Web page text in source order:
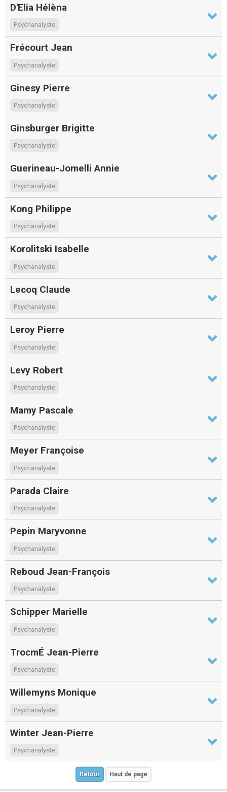
D'Elia Hélèna
Psychanalyste
Frécourt Jean
Psychanalyste
Ginesy Pierre
Psychanalyste
Ginsburger Brigitte
Psychanalyste
Guerineau-Jomelli Annie
Psychanalyste
Kong Philippe
Psychanalyste
Korolitski Isabelle
Psychanalyste
Lecoq Claude
Psychanalyste
Leroy Pierre
Psychanalyste
Levy Robert
Psychanalyste
Mamy Pascale
Psychanalyste
Meyer Françoise
Psychanalyste
Parada Claire
Psychanalyste
Pepin Maryvonne
Psychanalyste
Reboud Jean-François
Psychanalyste
Schipper Marielle
Psychanalyste
TrocmÉ Jean-Pierre
Psychanalyste
Willemyns Monique
Psychanalyste
Winter Jean-Pierre
Psychanalyste
Retour Haut de page